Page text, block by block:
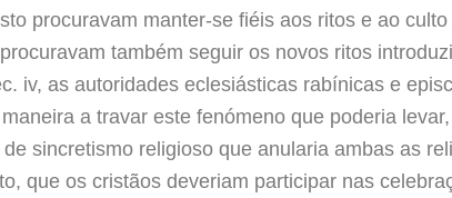
procuravam manter-se fiéis aos ritos e ao
também seguir os novos ritos
iv, as autoridades eclesiásticas rabínicas e
a travar este fenómeno que poderia
sincretismo religioso que anularia ambas as
que os cristãos deveriam participar nas